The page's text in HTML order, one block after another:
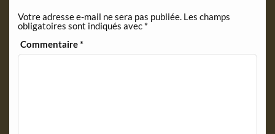
Votre adresse e-mail ne sera pas publiée. Les champs
obligatoires sont indiqués avec *
Commentaire*